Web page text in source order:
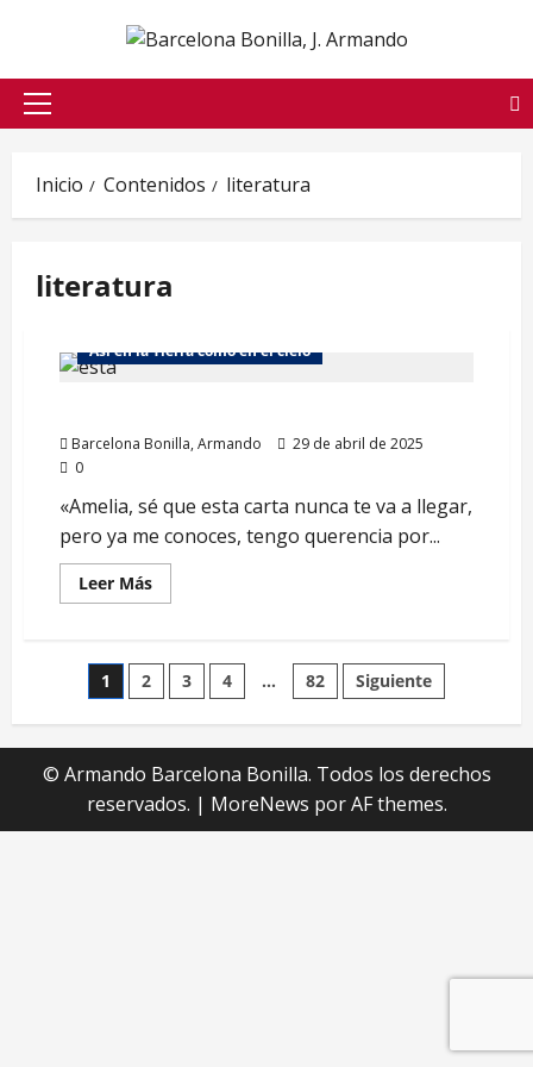
contenido
Menú
Inicio Contenidos literatura
literatura
Así en la Tierra como en el cielo
Barcelona Bonilla, Armando
29 de abril de 2025
0
«Amelia, sé que esta carta nunca te va a llegar,
pero ya me conoces, tengo querencia por...
Leer MásLeer
más
¡Ni
mal,
Paginación
de
entradas
1 2 3 4 … 82 Siguiente
© Armando Barcelona Bonilla. Todos los derechos
reservados. | MoreNews por AF themes.